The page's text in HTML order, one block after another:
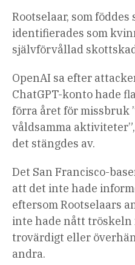
Rootselaar, som föddes
identifierades som
självförvållad
OpenAI sa efter
ChatGPT-konto hade
förra året för missbruk
våldsamma
det stängdes av.
Det San Francisco-
att det inte hade
eftersom Rootselaars
inte hade nått
trovärdigt eller
andra.